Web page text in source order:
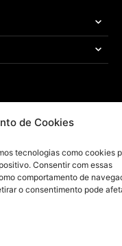
de Cookies
tecnologias como cookies
Consentir com essas
comportamento de
o consentimento pode
os direitos reservados